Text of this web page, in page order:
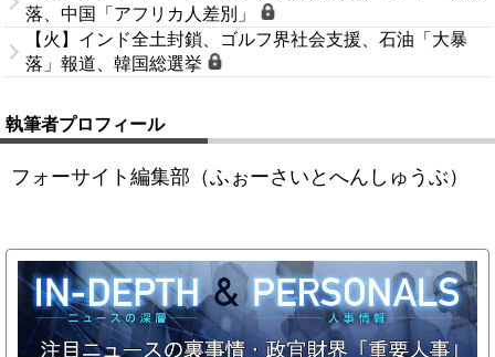
落、中国「アフリカ人差別」
【火】インド全土封鎖、ゴルフ界社会支援、石油「大暴
落」報道、韓国総選挙
執筆者プロフィール
フォーサイト編集部（ふぉーさいとへんしゅうぶ）